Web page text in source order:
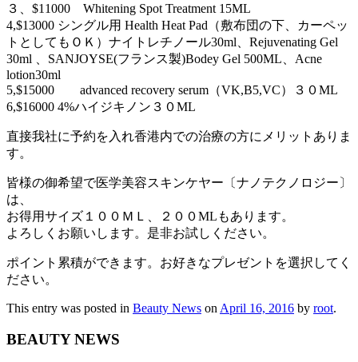
３、$11000 Whitening Spot Treatment 15ML
4,$13000 シングル用 Health Heat Pad（敷布団の下、カーペッ
トとしてもＯＫ）ナイトレチノール30ml、Rejuvenating Gel
30ml 、SANJOYSE(フランス製)Bodey Gel 500ML、Acne
lotion30ml
5,$15000 advanced recovery serum（VK,B5,VC）３０ML
6,$16000 4%ハイジキノン３０ML
直接我社に予約を入れ香港内での治療の方にメリットありま
す。
皆様の御希望で医学美容スキンケヤー〔ナノテクノロジー〕
は、
お得用サイズ１００ＭＬ、２００MLもあります。
よろしくお願いします。是非お試しください。
ポイント累積ができます。お好きなプレゼントを選択してく
ださい。
This entry was posted in Beauty News on April 16, 2016 by root.
BEAUTY NEWS